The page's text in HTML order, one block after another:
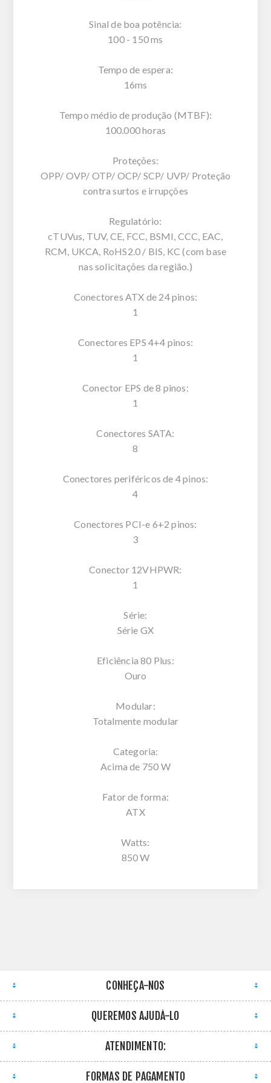
Sinal de boa potência:
100 - 150 ms
Tempo de espera:
16ms
Tempo médio de produção (MTBF):
100.000 horas
Proteções:
OPP/ OVP/ OTP/ OCP/ SCP/ UVP/ Proteção
contra surtos e irrupções
Regulatório:
cTUVus, TUV, CE, FCC, BSMI, CCC, EAC,
RCM, UKCA, RoHS2.0 / BIS, KC (com base
nas solicitações da região.)
Conectores ATX de 24 pinos:
1
Conectores EPS 4+4 pinos:
1
Conector EPS de 8 pinos:
1
Conectores SATA:
8
Conectores periféricos de 4 pinos:
4
Conectores PCI-e 6+2 pinos:
3
Conector 12VHPWR:
1
Série:
Série GX
Eficiência 80 Plus:
Ouro
Modular:
Totalmente modular
Categoria:
Acima de 750 W
Fator de forma:
ATX
Watts:
850 W
CONHEÇA-NOS
QUEREMOS AJUDÁ-LO
ATENDIMENTO:
FORMAS DE PAGAMENTO